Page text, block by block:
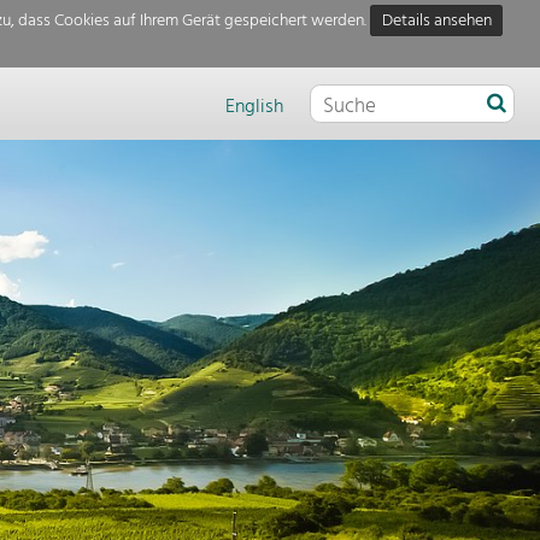
dass Cookies auf Ihrem Gerät gespeichert werden.
Details ansehen
English